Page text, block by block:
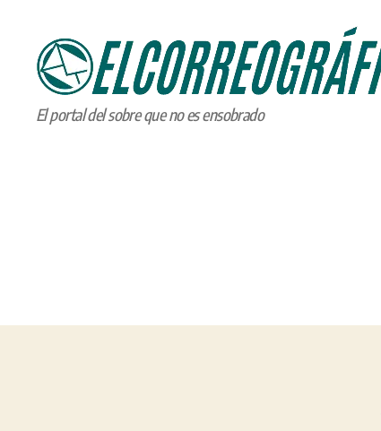
ELCORREOGRÁFICO
El portal del sobre que no es ensobrado